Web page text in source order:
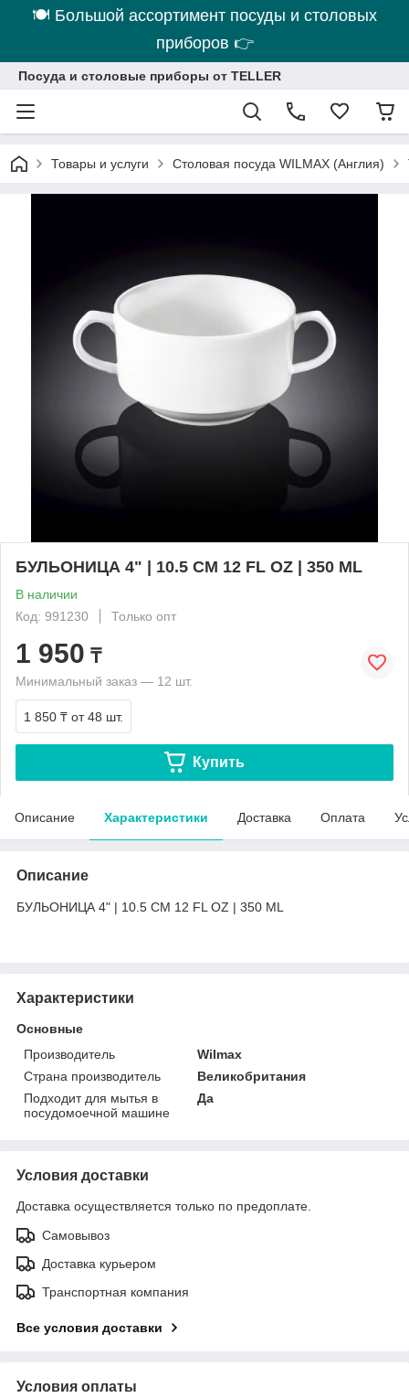
🍽 Большой ассортимент посуды и столовых
приборов 👉
Посуда и столовые приборы от TELLER
Товары и услуги Столовая посуда WILMAX (Англия)
БУЛЬОНИЦА 4" | 10.5 СМ 12 FL OZ | 350 ML
В наличии
Код: 991230
Только опт
1 950 ₸
Минимальный заказ — 12 шт.
1 850 ₸ от 48 шт.
Купить
Описание Характеристики Доставка Оплата
Описание
БУЛЬОНИЦА 4" | 10.5 СМ 12 FL OZ | 350 ML
Характеристики
Основные
Производитель
Wilmax
Страна производитель
Великобритания
Подходит для мытья в
посудомоечной машине
Да
Условия доставки
Доставка осуществляется только по предоплате.
Самовывоз
Доставка курьером
Транспортная компания
Все условия доставки
Условия оплаты